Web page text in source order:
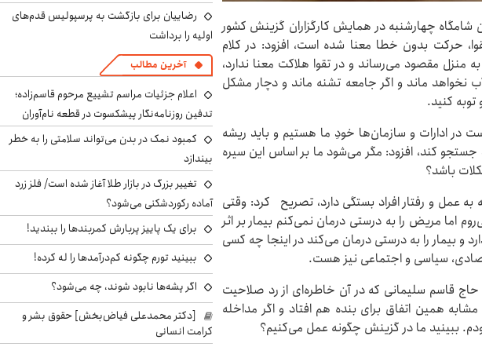
چهارشنبه در همایش کارگزاران گزینش کشور
حرکت بدون خطا معنا شده است، افزود: در کلام
مقصود می‌رساند و در تقوا هلاکت معنا ندارد،
ماند و اگر جامعه تشنه ماند و دچار مشکل
کنید.
در ادارات و سازمان‌ها خودِ ما هستیم و باید ریشه
کند، افزود: مگر می‌شود ما بر اساس این سیره
باشد؟
به عمل و رفتار افراد بستگی دارد، تصریح کرد: وقتی
مریض را به درستی درمان نمی‌کنم بیمار بر اثر
بیمار را به درستی درمان می‌کند در اینجا چه کسی
سیاسی و اجتماعی نیز هست.
حاج قاسم سلیمانی که در آن خاطره‌ای از رد صلاحیت
همین اتفاق برای بنده هم افتاد و اگر مداخله
ببینید ما در گزینش چگونه عمل می‌کنیم؟
رضاییان برای بازگشت به پرسپولیس قدم‌های
اولیه را برداشت
آخرین مطالب
اعلام جزئیات مراسم تشییع مرحوم قاسم‌زاده؛
تدفین روزنامه‌نگار پیشکسوت در قطعه نام‌آوران
کمبود نمک در بدن می‌تواند سلامتی را به خطر
بیندازد
تغییر بزرگ در بازار طلا آغاز شده است/ فلز زرد
آماده رکوردشکنی می‌شود؟
برای یک پاییز پربارش کمربندها را ببندید!
ببینید تورم چگونه کم‌درآمدها را له کرده!
اگر پشه‌ها نابود شوند، چه می‌شود؟
[دکتر محمدعلی فیاض‌بخش] حقوق بشر و
کرامت انسانی